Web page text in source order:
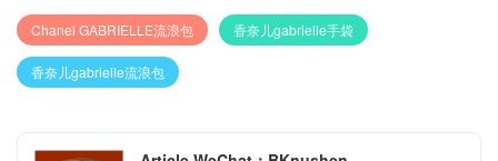
Chanel GABRIELLE流浪包 香奈儿gabrielle手袋
香奈儿gabrielle流浪包